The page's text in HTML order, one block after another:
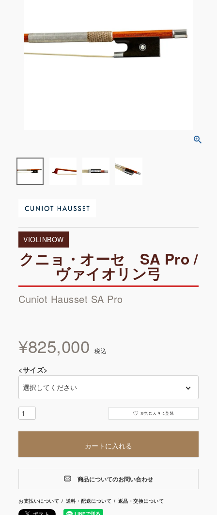
VIOLINBOW
クニョ・オーセ SA Pro /
ヴァイオリン弓
Cuniot Hausset SA Pro
¥825,000 税込
<サイズ>
カートに入れる
商品についてのお問い合わせ
お支払いについて 送料・配送について 返品・交換について